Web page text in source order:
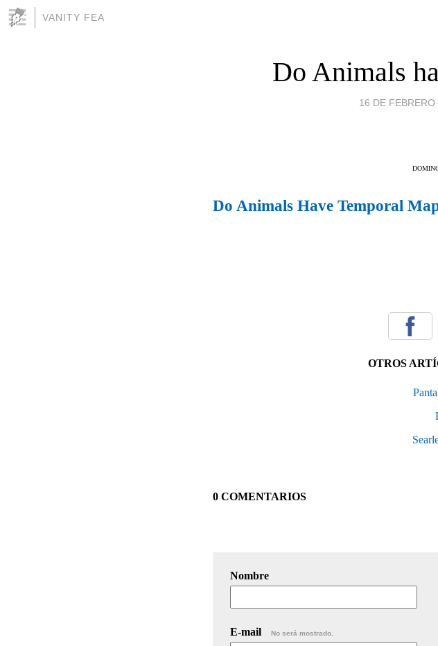
VANITY FEA
Do Animals
16 DE
Do Animals Have Temporal
OTROS
0 COMENTARIOS
Nombre
E-mail No será mostrado.